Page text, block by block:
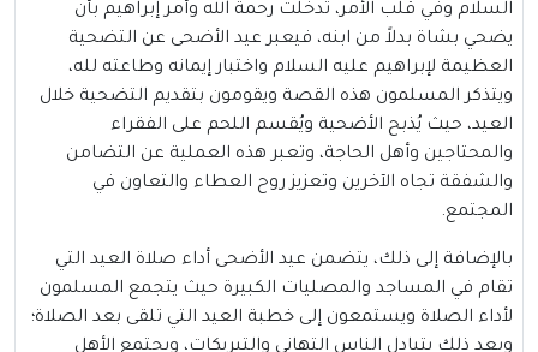
السلام وفي قلب الأمر، تدخلت رحمة الله وأمر إبراهيم بأن
يضحي بشاة بدلاً من ابنه، فيعبر عيد الأضحى عن التضحية
العظيمة لإبراهيم عليه السلام واختبار إيمانه وطاعته لله،
ويتذكر المسلمون هذه القصة ويقومون بتقديم التضحية خلال
العيد، حيث يُذبح الأضحية ويُقسم اللحم على الفقراء
والمحتاجين وأهل الحاجة، وتعبر هذه العملية عن التضامن
والشفقة تجاه الآخرين وتعزيز روح العطاء والتعاون في
المجتمع.
بالإضافة إلى ذلك، يتضمن عيد الأضحى أداء صلاة العيد التي
تقام في المساجد والمصليات الكبيرة حيث يتجمع المسلمون
لأداء الصلاة ويستمعون إلى خطبة العيد التي تلقى بعد الصلاة؛
وبعد ذلك يتبادل الناس التهاني والتبريكات، ويجتمع الأهل